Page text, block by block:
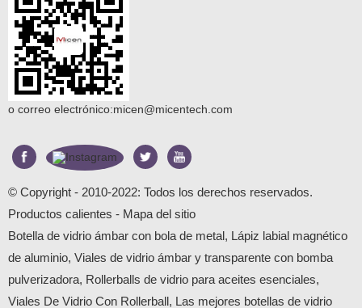
o correo electrónico:micen@micentech.com
© Copyright - 2010-2022: Todos los derechos reservados.
Productos calientes - Mapa del sitio
Botella de vidrio ámbar con bola de metal, Lápiz labial magnético
de aluminio, Viales de vidrio ámbar y transparente con bomba
pulverizadora, Rollerballs de vidrio para aceites esenciales,
Viales De Vidrio Con Rollerball, Las mejores botellas de vidrio